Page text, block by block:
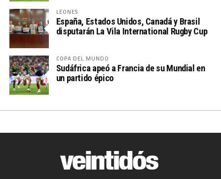
LEONES
España, Estados Unidos, Canadá y Brasil
disputarán La Vila International Rugby Cup
COPA DEL MUNDO
Sudáfrica apeó a Francia de su Mundial en
un partido épico